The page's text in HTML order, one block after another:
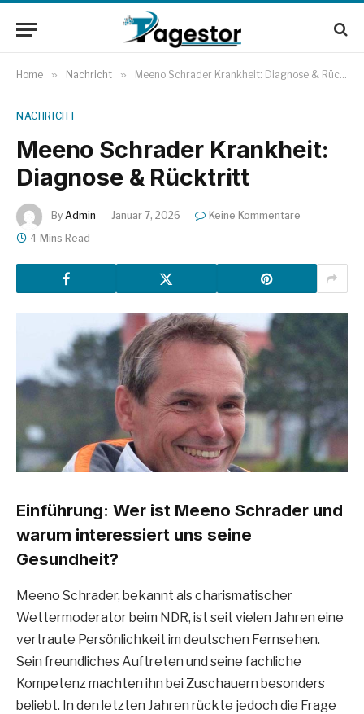
Home » Nachricht » Meeno Schrader Krankheit: Diagnose & Rücktritt
NACHRICHT
Meeno Schrader Krankheit:
Diagnose & Rücktritt
By Admin Januar 7, 2026
Keine Kommentare
4 Mins Read
Einführung: Wer ist Meeno Schrader und
warum interessiert uns seine
Gesundheit?
Meeno Schrader, bekannt als charismatischer
Wettermoderator beim NDR, ist seit vielen Jahren eine
vertraute Persönlichkeit im deutschen Fernsehen.
Sein freundliches Auftreten und seine fachliche
Kompetenz machten ihn bei Zuschauern besonders
beliebt. In den letzten Jahren rückte jedoch die Frage